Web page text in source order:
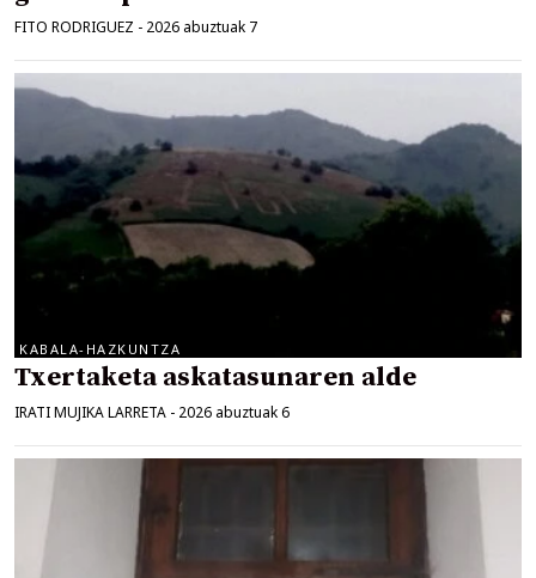
FITO RODRIGUEZ - 2026 abuztuak 7
KABALA-HAZKUNTZA
Txertaketa askatasunaren alde
IRATI MUJIKA LARRETA - 2026 abuztuak 6